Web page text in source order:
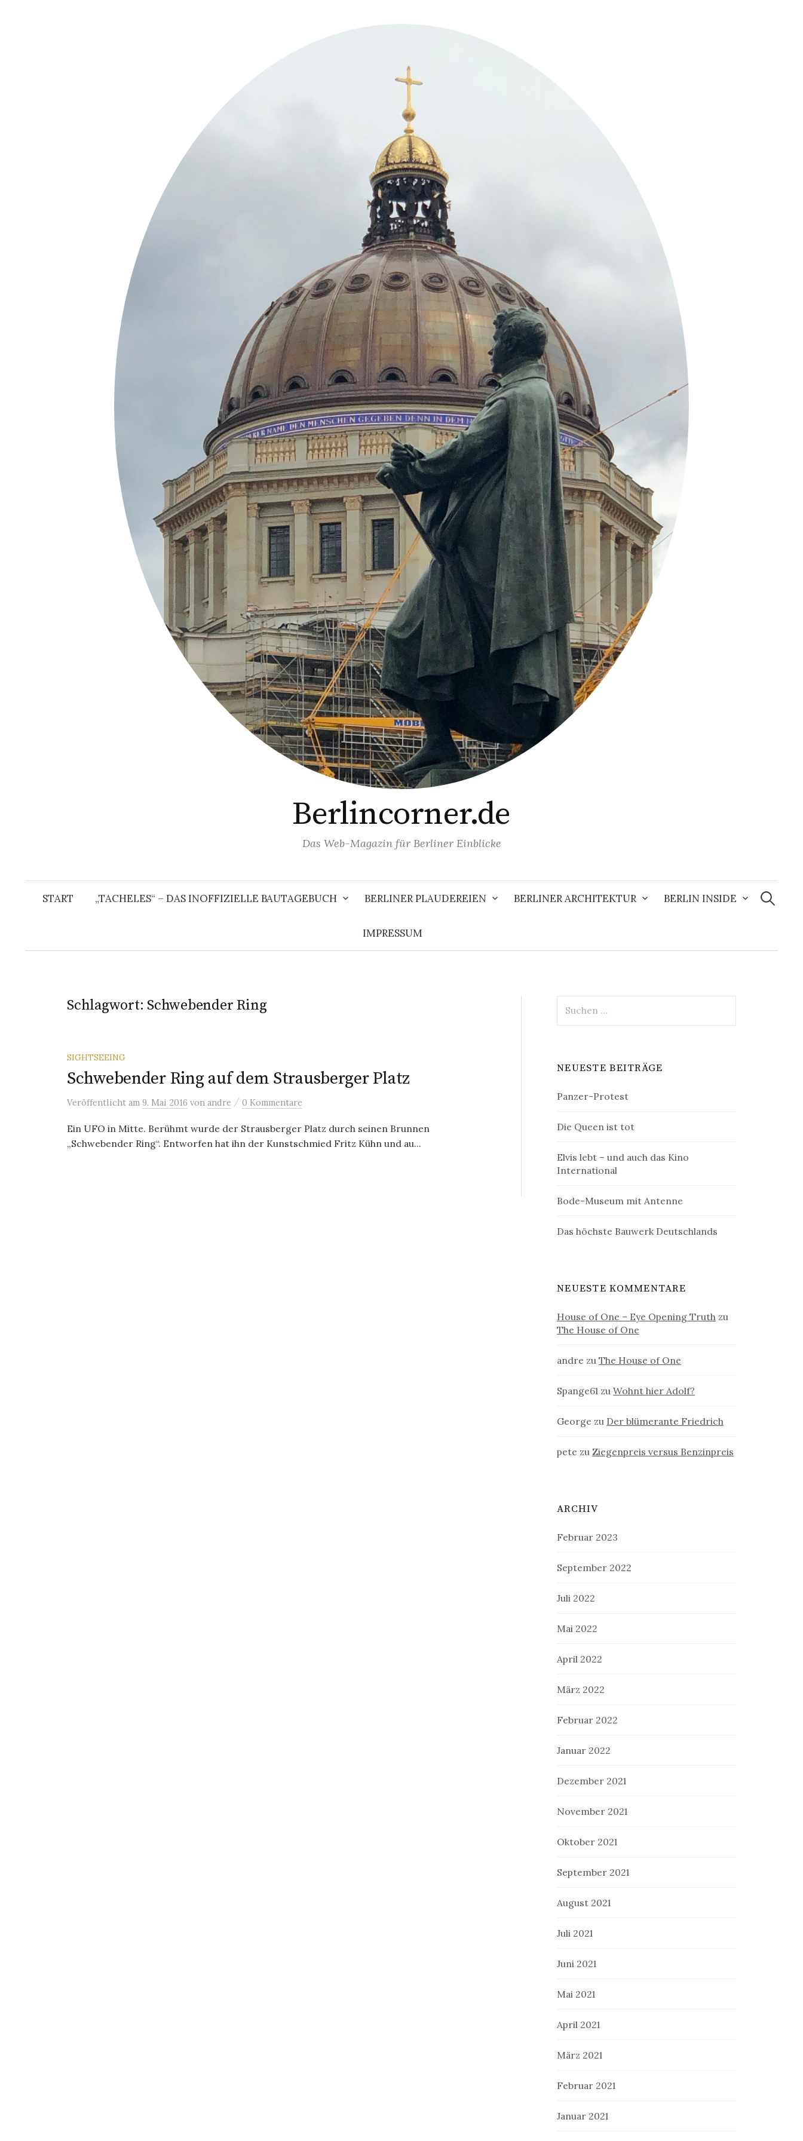
Berlincorner.de
Das Web-Magazin für Berliner Einblicke
START „TACHELES“ – DAS INOFFIZIELLE BAUTAGEBUCH BERLINER PLAUDEREIEN BERLINER ARCHITEKTUR BERLIN INSIDE
IMPRESSUM
Suchen
nach:
Schlagwort: Schwebender Ring
SIGHTSEEING
Schwebender Ring auf dem Strausberger Platz
Veröffentlicht am 9. Mai 2016 von andre / 0 Kommentare
Ein UFO in Mitte. Berühmt wurde der Strausberger Platz durch seinen Brunnen
„Schwebender Ring“. Entworfen hat ihn der Kunstschmied Fritz Kühn und au...
nach:
NEUESTE BEITRÄGE
Panzer-Protest
Die Queen ist tot
Elvis lebt – und auch das Kino
International
Bode-Museum mit Antenne
Das höchste Bauwerk Deutschlands
NEUESTE KOMMENTARE
House of One – Eye Opening Truth zu
The House of One
andre zuThe House of One
Spange61 zuWohnt hier Adolf?
George zu Der blümerante Friedrich
pete zu Ziegenpreis versus Benzinpreis
ARCHIV
Februar 2023
September 2022
Juli 2022
Mai 2022
April 2022
März 2022
Februar 2022
Januar 2022
Dezember 2021
November 2021
Oktober 2021
September 2021
August 2021
Juli 2021
Juni 2021
Mai 2021
April 2021
März 2021
Februar 2021
Januar 2021